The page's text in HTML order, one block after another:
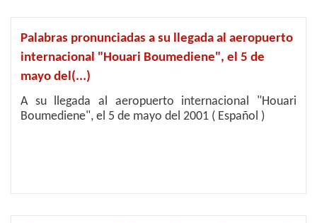
Palabras pronunciadas a su llegada al aeropuerto
internacional "Houari Boumediene", el 5 de
mayo del(...)
A su llegada al aeropuerto internacional "Houari
Boumediene", el 5 de mayo del 2001 ( Español )